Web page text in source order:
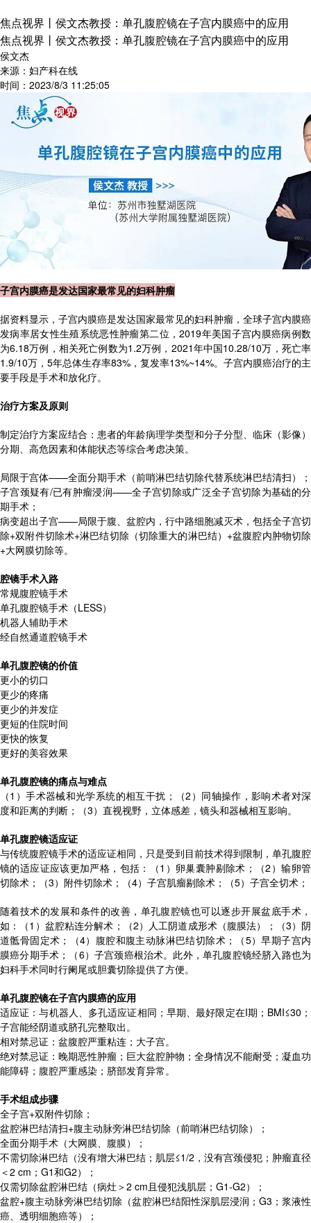
焦点视界丨侯文杰教授：单孔腹腔镜在子宫内膜癌中的应用
焦点视界丨侯文杰教授：单孔腹腔镜在子宫内膜癌中的应用
侯文杰
来源：妇产科在线
时间：2023/8/3 11:25:05
子宫内膜癌是发达国家最常见的妇科肿瘤
据资料显示，子宫内膜癌是发达国家最常见的妇科肿瘤，全球子宫内膜癌
发病率居女性生殖系统恶性肿瘤第二位，2019年美国子宫内膜癌病例数
为6.18万例，相关死亡例数为1.2万例，2021年中国10.28/10万，死亡率
1.9/10万，5年总体生存率83%，复发率13%~14%。子宫内膜癌治疗的主
要手段是手术和放化疗。
治疗方案及原则
制定治疗方案应结合：患者的年龄病理学类型和分子分型、临床（影像）
分期、高危因素和体能状态等综合考虑决策。
局限于宫体——全面分期手术（前哨淋巴结切除代替系统淋巴结清扫）；
子宫颈疑有/已有肿瘤浸润——全子宫切除或广泛全子宫切除为基础的分
期手术；
病变超出子宫——局限于腹、盆腔内，行中路细胞减灭术，包括全子宫切
除+双附件切除术+淋巴结切除（切除重大的淋巴结）+盆腹腔内肿物切除
+大网膜切除等。
腔镜手术入路
常规腹腔镜手术
单孔腹腔镜手术（LESS）
机器人辅助手术
经自然通道腔镜手术
单孔腹腔镜的价值
更小的切口
更少的疼痛
更少的并发症
更短的住院时间
更快的恢复
更好的美容效果
单孔腹腔镜的痛点与难点
（1）手术器械和光学系统的相互干扰；（2）同轴操作，影响术者对深
度和距离的判断；（3）直视视野，立体感差，镜头和器械相互影响。
单孔腹腔镜适应证
与传统腹腔镜手术的适应证相同，只是受到目前技术得到限制，单孔腹腔
镜的适应证应该更加严格，包括：（1）卵巢囊肿剔除术；（2）输卵管
切除术；（3）附件切除术；（4）子宫肌瘤剔除术；（5）子宫全切术；
随着技术的发展和条件的改善，单孔腹腔镜也可以逐步开展盆底手术，
如：（1）盆腔粘连分解术；（2）人工阴道成形术（腹膜法）；（3）阴
道骶骨固定术；（4）腹腔和腹主动脉淋巴结切除术；（5）早期子宫内
膜癌分期手术；（6）子宫颈癌根治术。此外，单孔腹腔镜经脐入路也为
妇科手术同时行阑尾或胆囊切除提供了方便。
单孔腹腔镜在子宫内膜癌的应用
适应证：与机器人、多孔适应证相同；早期、最好限定在I期；BMI≤30；
子宫能经阴道或脐孔完整取出。
相对禁忌证：盆腹腔严重粘连；大子宫。
绝对禁忌证：晚期恶性肿瘤；巨大盆腔肿物；全身情况不能耐受；凝血功
能障碍；腹腔严重感染；脐部发育异常。
手术组成步骤
全子宫+双附件切除；
盆腔淋巴结清扫+腹主动脉旁淋巴结切除（前哨淋巴结切除）；
全面分期手术（大网膜、腹膜）；
不需切除淋巴结（没有增大淋巴结；肌层≤1/2，没有宫颈侵犯；肿瘤直径
＜2 cm；G1和G2）；
仅需切除盆腔淋巴结（病灶＞2 cm且侵犯浅肌层；G1-G2）；
盆腔+腹主动脉旁淋巴结切除（盆腔淋巴结阳性深肌层浸润；G3；浆液性
癌、透明细胞癌等）；